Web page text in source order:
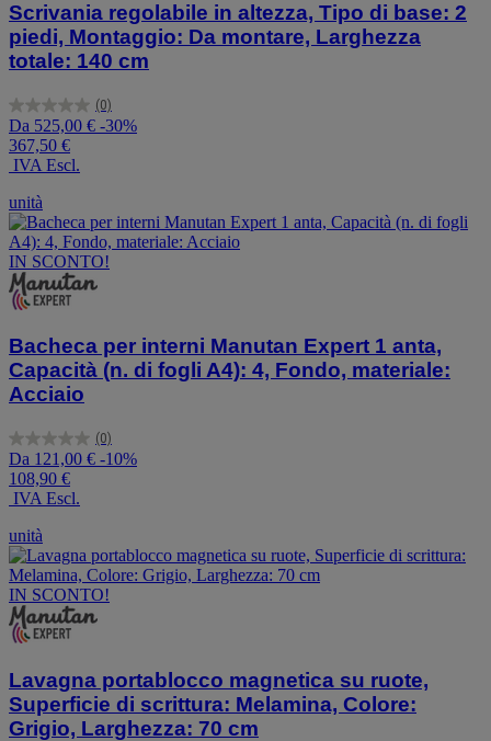
Scrivania regolabile in altezza, Tipo di base: 2
piedi, Montaggio: Da montare, Larghezza
totale: 140 cm
(0)
0.0
su
5
stelle.
Da 525,00 € -30%
367,50 €
IVA Escl.
unità
IN SCONTO!
Bacheca per interni Manutan Expert 1 anta,
Capacità (n. di fogli A4): 4, Fondo, materiale:
Acciaio
(0)
0.0
su
5
stelle.
Da 121,00 € -10%
108,90 €
IVA Escl.
unità
IN SCONTO!
Lavagna portablocco magnetica su ruote,
Superficie di scrittura: Melamina, Colore:
Grigio, Larghezza: 70 cm